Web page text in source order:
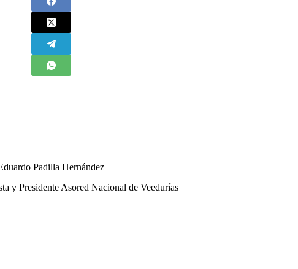
Padilla Hernández
y Presidente Asored Nacional de Veedurías